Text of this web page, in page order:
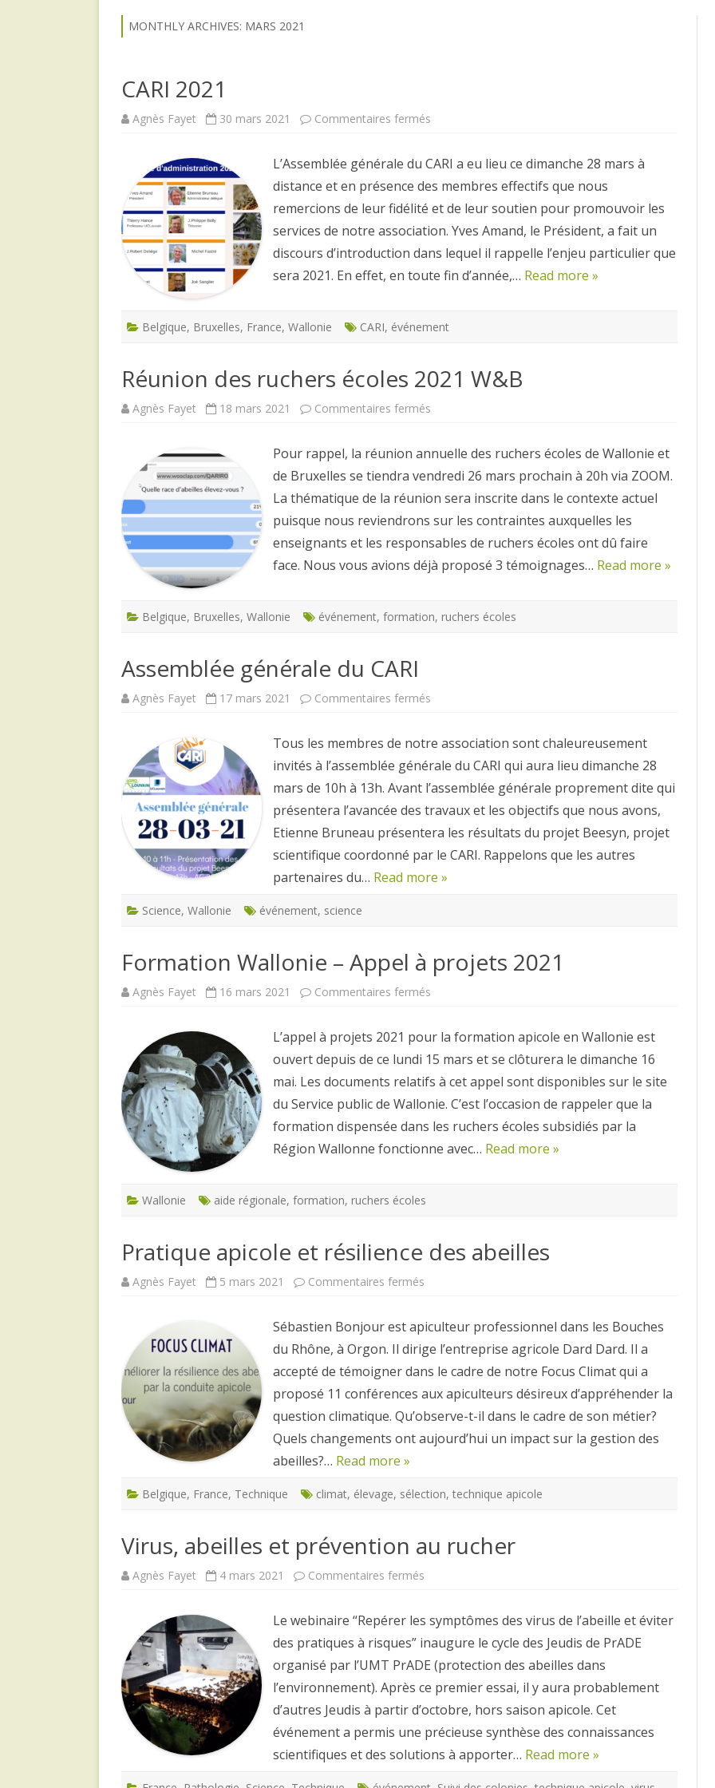
MONTHLY ARCHIVES: MARS 2021
CARI 2021
Agnès Fayet 30 mars 2021 Commentaires fermés
L’Assemblée générale du CARI a eu lieu ce dimanche 28 mars à
distance et en présence des membres effectifs que nous
remercions de leur fidélité et de leur soutien pour promouvoir les
services de notre association. Yves Amand, le Président, a fait un
discours d’introduction dans lequel il rappelle l’enjeu particulier que
sera 2021. En effet, en toute fin d’année,… Read more »
Belgique, Bruxelles, France, Wallonie CARI, événement
Réunion des ruchers écoles 2021 W&B
Agnès Fayet 18 mars 2021 Commentaires fermés
écoles
2021
W&B
Pour rappel, la réunion annuelle des ruchers écoles de Wallonie et
de Bruxelles se tiendra vendredi 26 mars prochain à 20h via ZOOM.
La thématique de la réunion sera inscrite dans le contexte actuel
puisque nous reviendrons sur les contraintes auxquelles les
enseignants et les responsables de ruchers écoles ont dû faire
face. Nous vous avions déjà proposé 3 témoignages… Read more »
Belgique, Bruxelles, Wallonie événement, formation, ruchers écoles
Assemblée générale du CARI
Agnès Fayet 17 mars 2021 Commentaires fermés
CARI
Tous les membres de notre association sont chaleureusement
invités à l’assemblée générale du CARI qui aura lieu dimanche 28
mars de 10h à 13h. Avant l’assemblée générale proprement dite qui
présentera l’avancée des travaux et les objectifs que nous avons,
Etienne Bruneau présentera les résultats du projet Beesyn, projet
scientifique coordonné par le CARI. Rappelons que les autres
partenaires du… Read more »
Science, Wallonie événement, science
Formation Wallonie – Appel à projets 2021
Agnès Fayet 16 mars 2021 Commentaires fermés
Appel
à
projets
2021
L’appel à projets 2021 pour la formation apicole en Wallonie est
ouvert depuis de ce lundi 15 mars et se clôturera le dimanche 16
mai. Les documents relatifs à cet appel sont disponibles sur le site
du Service public de Wallonie. C’est l’occasion de rappeler que la
formation dispensée dans les ruchers écoles subsidiés par la
Région Wallonne fonctionne avec… Read more »
Wallonie aide régionale, formation, ruchers écoles
Pratique apicole et résilience des abeilles
Agnès Fayet 5 mars 2021 Commentaires fermés
résilience
des
abeilles
Sébastien Bonjour est apiculteur professionnel dans les Bouches
du Rhône, à Orgon. Il dirige l’entreprise agricole Dard Dard. Il a
accepté de témoigner dans le cadre de notre Focus Climat qui a
proposé 11 conférences aux apiculteurs désireux d’appréhender la
question climatique. Qu’observe-t-il dans le cadre de son métier?
Quels changements ont aujourd’hui un impact sur la gestion des
abeilles?… Read more »
Belgique, France, Technique climat, élevage, sélection, technique apicole
Virus, abeilles et prévention au rucher
Agnès Fayet 4 mars 2021 Commentaires fermés
prévention
au
rucher
Le webinaire “Repérer les symptômes des virus de l’abeille et éviter
des pratiques à risques” inaugure le cycle des Jeudis de PrADE
organisé par l’UMT PrADE (protection des abeilles dans
l’environnement). Après ce premier essai, il y aura probablement
d’autres Jeudis à partir d’octobre, hors saison apicole. Cet
événement a permis une précieuse synthèse des connaissances
scientifiques et des solutions à apporter… Read more »